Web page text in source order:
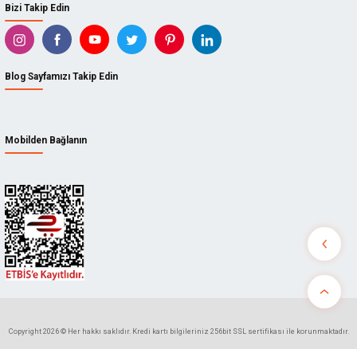
Bizi Takip Edin
Blog Sayfamızı Takip Edin
Mobilden Bağlanın
Copyright 2026 © Her hakkı saklıdır. Kredi kartı bilgileriniz 256bit SSL sertifikası ile korunmaktadır.